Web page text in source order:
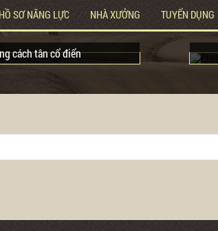
HỒ SƠ NĂNG LỰC NHÀ XƯỞNG TUYỂN DỤNG
cách tân cổ điển